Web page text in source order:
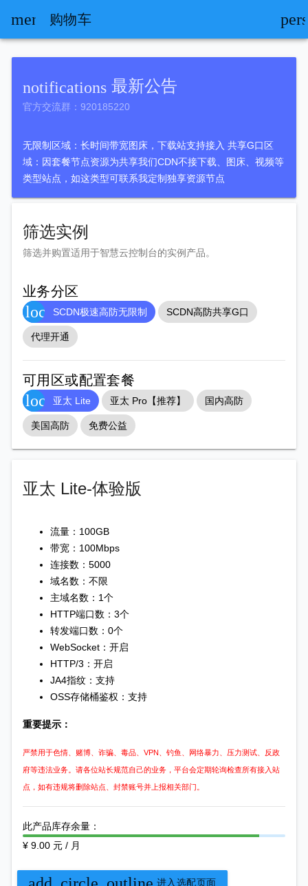
menu 购物车
notifications最新公告
官方交流群：920185220
无限制区域：长时间带宽图床，下载站支持接入 共享G口区
域：因套餐节点资源为共享我们CDN不接下载、图床、视频等
类型站点，如这类型可联系我定制独享资源节点
筛选实例
筛选并购置适用于智慧云控制台的实例产品。
业务分区
location_on
SCDN极速高防无限制 SCDN高防共享G口
代理开通
可用区或配置套餐
location_on
亚太 Lite 亚太 Pro【推荐】 国内高防
美国高防 免费公益
亚太 Lite-体验版
流量：100GB
带宽：100Mbps
连接数：5000
域名数：不限
主域名数：1个
HTTP端口数：3个
转发端口数：0个
WebSocket：开启
HTTP/3：开启
JA4指纹：支持
OSS存储桶鉴权：支持
重要提示：
严禁用于色情、赌博、诈骗、毒品、VPN、钓鱼、网络暴力、压力测试、反政
府等违法业务。请各位站长规范自己的业务，平台会定期轮询检查所有接入站
点，如有违规将删除站点、封禁账号并上报相关部门。
此产品库存余量：
¥ 9.00 元 / 月
进入选配页面